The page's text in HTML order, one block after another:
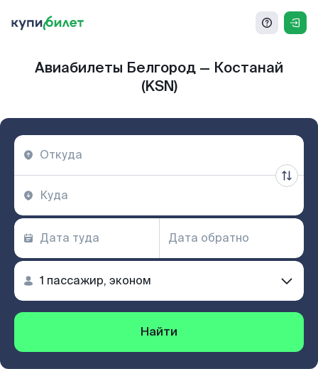
Авиабилеты Белгород — Костанай
(KSN)
Найти